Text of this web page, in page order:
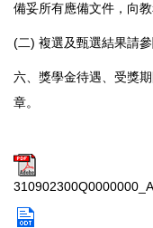
備妥所有應備文件，向
(二) 複選及甄選結果請參
六、獎學金待遇、受獎
章。